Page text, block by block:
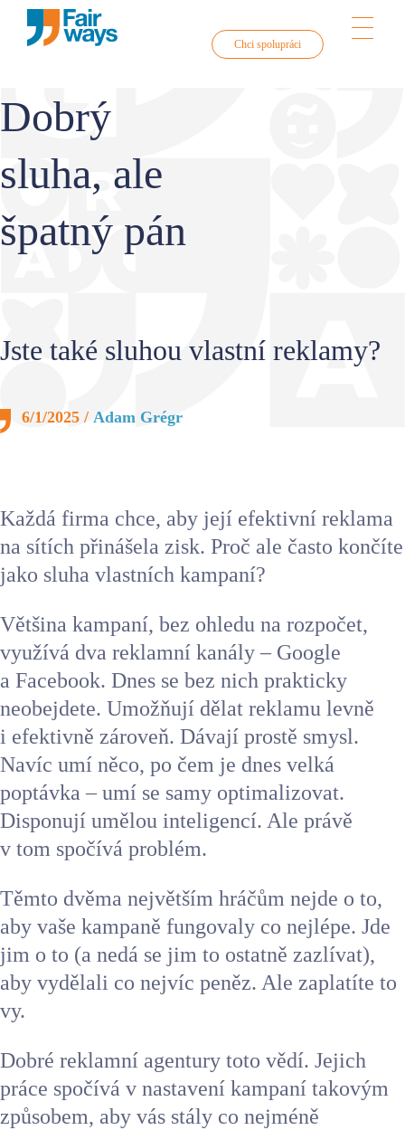
Home
O nás
Komunikace s médii
Konzultace
Blog
Reference
Kontakt
Chci spolupráci
Dobrý
sluha, ale
špatný pán
Jste také sluhou vlastní reklamy?
6/1/2025 / Adam Grégr
Každá firma chce, aby její efektivní reklama
na sítích přinášela zisk. Proč ale často končíte
jako sluha vlastních kampaní?
Většina kampaní, bez ohledu na rozpočet,
využívá dva reklamní kanály – Google
a Facebook. Dnes se bez nich prakticky
neobejdete. Umožňují dělat reklamu levně
i efektivně zároveň. Dávají prostě smysl.
Navíc umí něco, po čem je dnes velká
poptávka – umí se samy optimalizovat.
Disponují umělou inteligencí. Ale právě
v tom spočívá problém.
Těmto dvěma největším hráčům nejde o to,
aby vaše kampaně fungovaly co nejlépe. Jde
jim o to (a nedá se jim to ostatně zazlívat),
aby vydělali co nejvíc peněz. Ale zaplatíte to
vy.
Dobré reklamní agentury toto vědí. Jejich
práce spočívá v nastavení kampaní takovým
způsobem, aby vás stály co nejméně